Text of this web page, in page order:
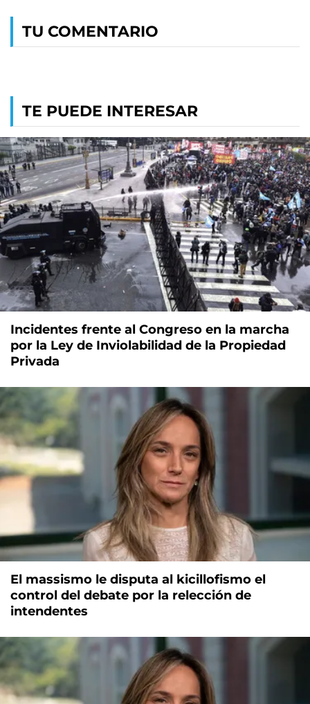
TU COMENTARIO
TE PUEDE INTERESAR
Incidentes frente al Congreso en la marcha
por la Ley de Inviolabilidad de la Propiedad
Privada
El massismo le disputa al kicillofismo el
control del debate por la relección de
intendentes